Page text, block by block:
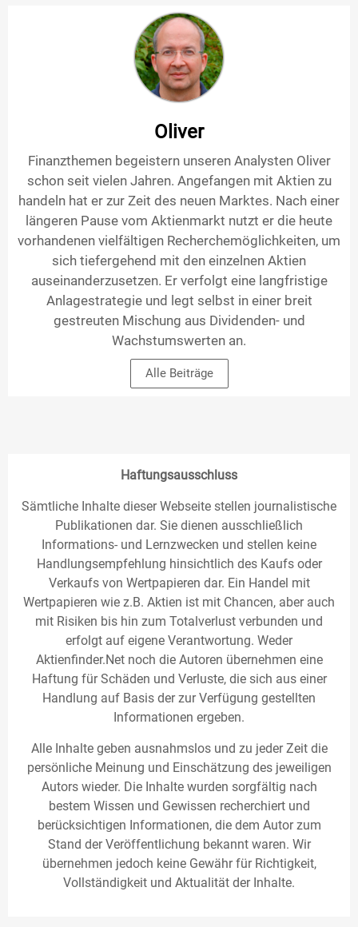
Oliver
Finanzthemen begeistern unseren Analysten Oliver
schon seit vielen Jahren. Angefangen mit Aktien zu
handeln hat er zur Zeit des neuen Marktes. Nach einer
längeren Pause vom Aktienmarkt nutzt er die heute
vorhandenen vielfältigen Recherchemöglichkeiten, um
sich tiefergehend mit den einzelnen Aktien
auseinanderzusetzen. Er verfolgt eine langfristige
Anlagestrategie und legt selbst in einer breit
gestreuten Mischung aus Dividenden- und
Wachstumswerten an.
Alle Beiträge
Haftungsausschluss
Sämtliche Inhalte dieser Webseite stellen journalistische
Publikationen dar. Sie dienen ausschließlich
Informations- und Lernzwecken und stellen keine
Handlungsempfehlung hinsichtlich des Kaufs oder
Verkaufs von Wertpapieren dar. Ein Handel mit
Wertpapieren wie z.B. Aktien ist mit Chancen, aber auch
mit Risiken bis hin zum Totalverlust verbunden und
erfolgt auf eigene Verantwortung. Weder
Aktienfinder.Net noch die Autoren übernehmen eine
Haftung für Schäden und Verluste, die sich aus einer
Handlung auf Basis der zur Verfügung gestellten
Informationen ergeben.
Alle Inhalte geben ausnahmslos und zu jeder Zeit die
persönliche Meinung und Einschätzung des jeweiligen
Autors wieder. Die Inhalte wurden sorgfältig nach
bestem Wissen und Gewissen recherchiert und
berücksichtigen Informationen, die dem Autor zum
Stand der Veröffentlichung bekannt waren. Wir
übernehmen jedoch keine Gewähr für Richtigkeit,
Vollständigkeit und Aktualität der Inhalte.